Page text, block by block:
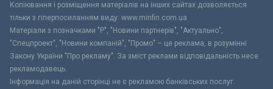
Копіювання і розміщення матеріалів на інших сайтах дозволяється
тільки з гіперпосиланням виду: www.minfin.com.ua
Матеріали з позначками "Р", "Новини партнерів", "Актуально",
"Спецпроект", "Новини компаній", "Промо" – це реклама, в розумінні
Закону України "Про рекламу". За зміст реклами відповідальність несе
рекламодавець.
Інформація на даній сторінці не є рекламою банківських послуг.